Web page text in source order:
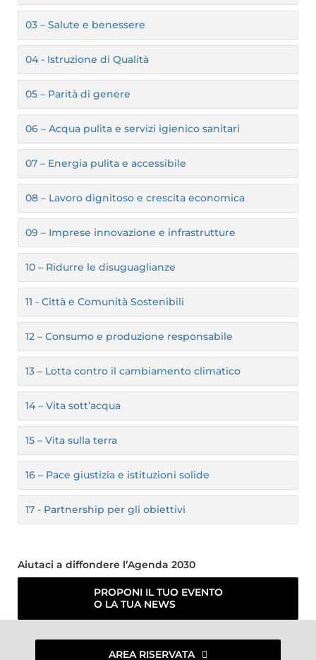
03 – Salute e benessere
04 - Istruzione di Qualità
05 – Parità di genere
06 – Acqua pulita e servizi igienico sanitari
07 – Energia pulita e accessibile
08 – Lavoro dignitoso e crescita economica
09 – Imprese innovazione e infrastrutture
10 – Ridurre le disuguaglianze
11 - Città e Comunità Sostenibili
12 – Consumo e produzione responsabile
13 – Lotta contro il cambiamento climatico
14 – Vita sott’acqua
15 – Vita sulla terra
16 – Pace giustizia e istituzioni solide
17 - Partnership per gli obiettivi
Aiutaci a diffondere l’Agenda 2030
PROPONI IL TUO EVENTO
O LA TUA NEWS
AREA RISERVATA